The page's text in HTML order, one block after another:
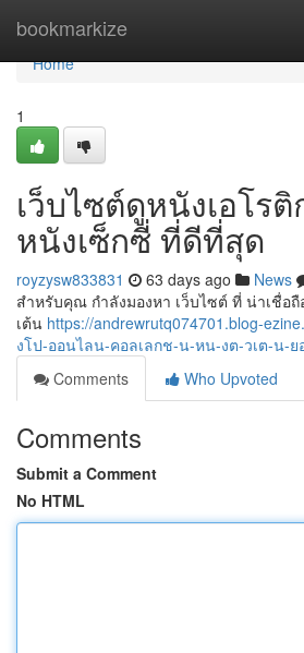
bookmarkize
Home
Home
1
เว็บไซต์ดูหนังเอโร
หนังเซ็กซี่ ที่ดีที่สุด
royzysw833831 63 days ago News
สำหรับคุณ กำลังมองหา เว็บไซต์ ที่ น่าเชื่อ
เต้น https://andrewrutq074701.blog-
งโป-ออนไลน-คอลเลกช-น-หน-งต-วเต-น-
Comments
Who Upvoted
Comments
Submit a Comment
No HTML